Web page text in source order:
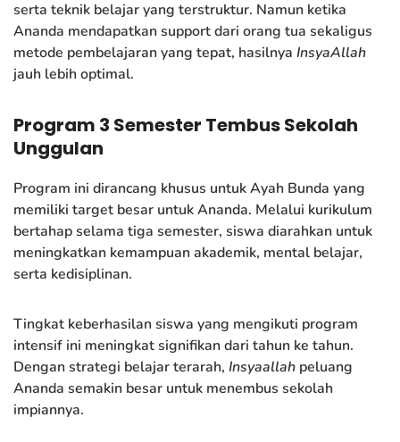
serta teknik belajar yang terstruktur. Namun ketika
Ananda mendapatkan support dari orang tua sekaligus
metode pembelajaran yang tepat, hasilnya InsyaAllah
jauh lebih optimal.
Program 3 Semester Tembus Sekolah
Unggulan
Program ini dirancang khusus untuk Ayah Bunda yang
memiliki target besar untuk Ananda. Melalui kurikulum
bertahap selama tiga semester, siswa diarahkan untuk
meningkatkan kemampuan akademik, mental belajar,
serta kedisiplinan.
Tingkat keberhasilan siswa yang mengikuti program
intensif ini meningkat signifikan dari tahun ke tahun.
Dengan strategi belajar terarah, Insyaallah peluang
Ananda semakin besar untuk menembus sekolah
impiannya.